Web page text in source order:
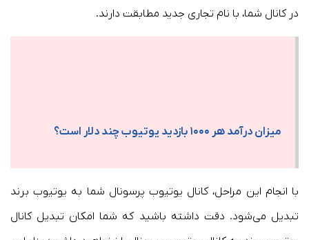
در کانال شما، با نام تجاری جدید مطابقت دارند.
میزان درآمد هر ۱۰۰۰ بازدید یوتیوب چند دلار است؟
با انجام این مراحل، کانال یوتیوب پرسونال شما به یوتیوب برند
تبدیل می‌شود. دقت داشته باشید که شما امکان تبدیل کانال